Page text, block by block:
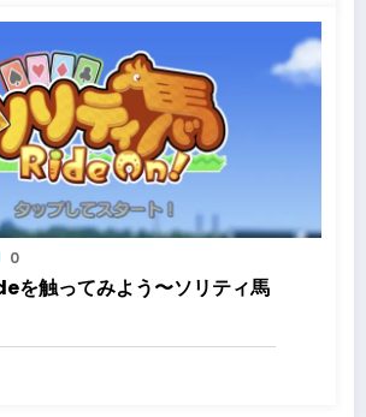
0
触ってみよう〜ソリティ馬